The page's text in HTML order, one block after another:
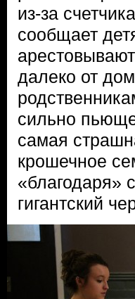
из-за
сообщает
далеко от
сильно
самая
крошечное
«благодаря»
гигантский